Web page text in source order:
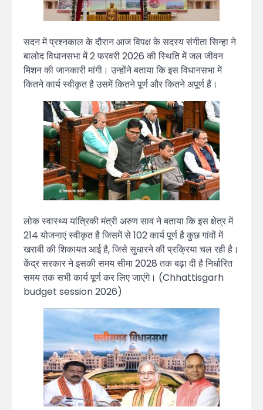
सदन में प्रश्नकाल के दौरान आज विपक्ष के सदस्य संगीता सिन्हा ने
बालोद विधानसभा में 2 फरवरी 2026 की स्थिति में जल जीवन
मिशन की जानकारी मांगी। उन्होंने बताया कि इस विधानसभा में
कितने कार्य स्वीकृत है उसमें कितने पूर्ण और कितने अपूर्ण हैं।
लोक स्वास्थ्य यांत्रिकी मंत्री अरुण साव ने बताया कि इस क्षेत्र में
214 योजनाएं स्वीकृत है जिसमें से 102 कार्य पूर्ण है कुछ गांवों में
खराबी की शिकायत आई है, जिसे सुधारने की प्रक्रिया चल रही है।
केंद्र सरकार ने इसकी समय सीमा 2028 तक बढ़ा दी है निर्धारित
समय तक सभी कार्य पूर्ण कर लिए जाएंगे। (Chhattisgarh
budget session 2026)